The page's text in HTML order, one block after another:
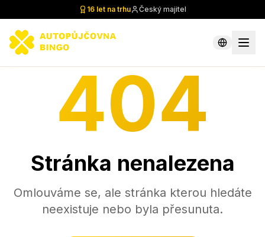
16 let na trhu Český majitel
404
Stránka nenalezena
Omlouváme se, ale stránka kterou hledáte
neexistuje nebo byla přesunuta.